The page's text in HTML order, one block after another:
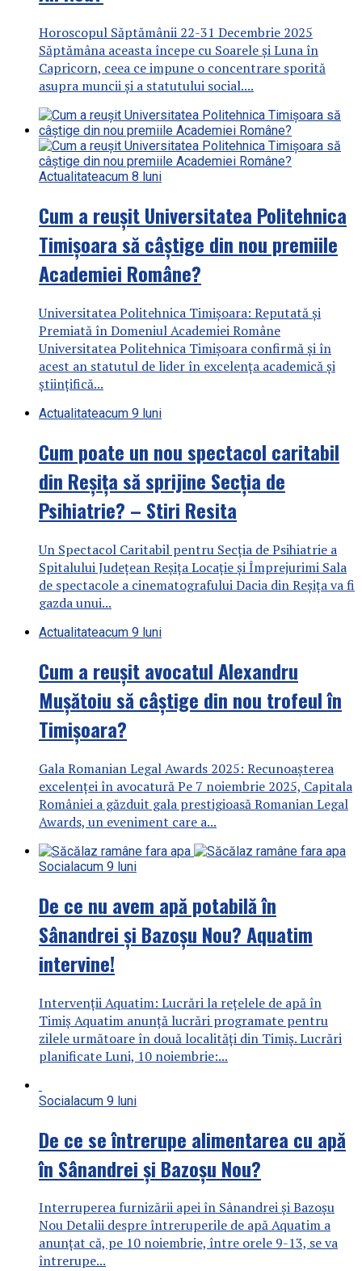
Horoscopul Săptămânii 22-31 Decembrie 2025
Săptămâna aceasta începe cu Soarele și Luna în
Capricorn, ceea ce impune o concentrare sporită
asupra muncii și a statutului social....
Actualitateacum 8 luni
Cum a reușit Universitatea Politehnica
Timișoara să câștige din nou premiile
Academiei Române?
Universitatea Politehnica Timișoara: Reputată și
Premiată în Domeniul Academiei Române
Universitatea Politehnica Timișoara confirmă și în
acest an statutul de lider în excelența academică și
științifică...
Actualitateacum 9 luni
Cum poate un nou spectacol caritabil
din Reșița să sprijine Secția de
Psihiatrie? – Stiri Resita
Un Spectacol Caritabil pentru Secția de Psihiatrie a
Spitalului Județean Reșița Locație și Împrejurimi Sala
de spectacole a cinematografului Dacia din Reșița va fi
gazda unui...
Actualitateacum 9 luni
Cum a reușit avocatul Alexandru
Mușătoiu să câștige din nou trofeul în
Timișoara?
Gala Romanian Legal Awards 2025: Recunoașterea
excelenței în avocatură Pe 7 noiembrie 2025, Capitala
României a găzduit gala prestigioasă Romanian Legal
Awards, un eveniment care a...
Socialacum 9 luni
De ce nu avem apă potabilă în
Sânandrei și Bazoșu Nou? Aquatim
intervine!
Intervenții Aquatim: Lucrări la rețelele de apă în
Timiș Aquatim anunță lucrări programate pentru
zilele următoare în două localități din Timiș. Lucrări
planificate Luni, 10 noiembrie:...
Socialacum 9 luni
De ce se întrerupe alimentarea cu apă
în Sânandrei și Bazoșu Nou?
Interruperea furnizării apei în Sânandrei și Bazoșu
Nou Detalii despre întreruperile de apă Aquatim a
anunțat că, pe 10 noiembrie, între orele 9-13, se va
întrerupe...